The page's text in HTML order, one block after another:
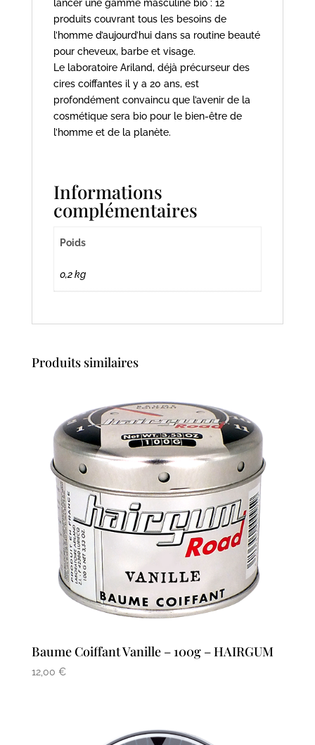
lancer une gamme masculine bio : 12
produits couvrant tous les besoins de
l’homme d’aujourd’hui dans sa routine beauté
pour cheveux, barbe et visage.
Le laboratoire Ariland, déjà précurseur des
cires coiffantes il y a 20 ans, est
profondément convaincu que l’avenir de la
cosmétique sera bio pour le bien-être de
l’homme et de la planète.
Informations
complémentaires
Poids
0,2 kg
Produits similaires
Baume Coiffant Vanille – 100g – HAIRGUM
12,00 €